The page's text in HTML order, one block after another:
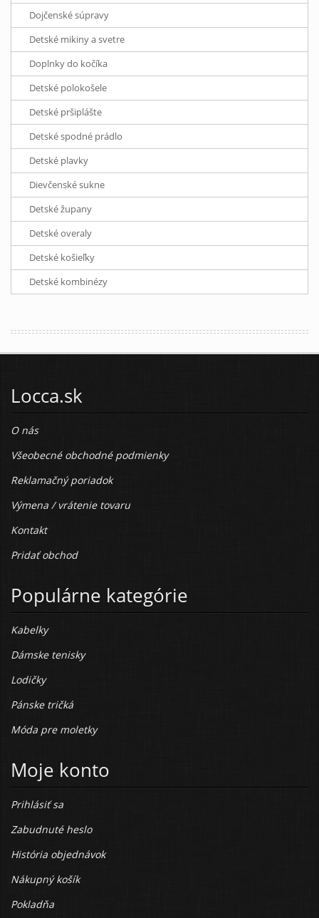
Dojčenské súpravy
Detské mikiny a svetre
Doplnky do kočíka
Detské polokošele
Detské pršiplášte
Detské spodné prádlo
Detské plavky
Dievčenské sukne
Detské župany
Detské overaly
Detské košieľky
Detské kombinézy
Locca.sk
O nás
Všeobecné obchodné podmienky
Reklamačný poriadok
Výmena / vrátenie tovaru
Kontakt
Pridať obchod
Populárne kategórie
Kabelky
Dámske tenisky
Lodičky
Pánske tričká
Móda pre moletky
Moje konto
Prihlásiť sa
Zabudnuté heslo
História objednávok
Nákupný košík
Pokladňa